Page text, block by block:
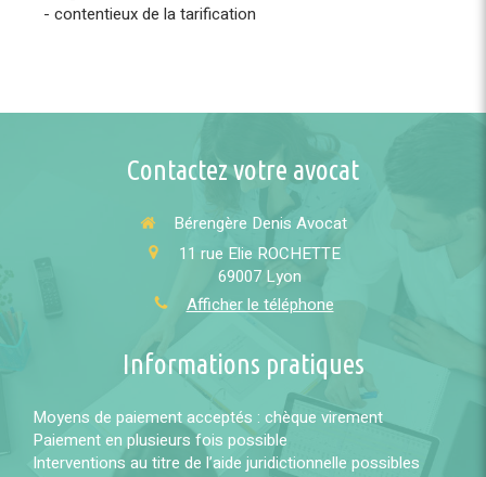
- contentieux de la tarification
Contactez votre avocat
Bérengère Denis Avocat
11 rue Elie ROCHETTE
69007 Lyon
Afficher le téléphone
Informations pratiques
Moyens de paiement acceptés : chèque virement
Paiement en plusieurs fois possible
Interventions au titre de l’aide juridictionnelle possibles